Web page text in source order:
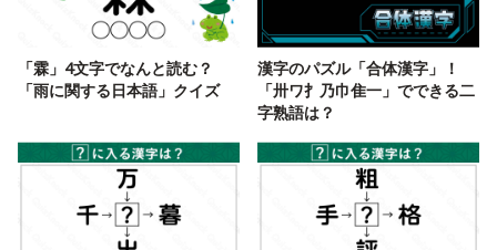
「霖」4文字でなんと読む？
「雨に関する日本語」クイズ
漢字のパズル「合体漢字」！
「卅ワ扌乃巾隹一」でできる二
字熟語は？